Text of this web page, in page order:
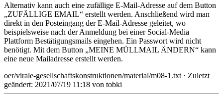
Alternativ kann auch eine zufällige E-Mail-Adresse auf dem Button
„ZUFÄLLIGE EMAIL“ erstellt werden. Anschließend wird man
direkt in den Posteingang der E-Mail-Adresse geleitet, wo
beispielsweise nach der Anmeldung bei einer Social-Media
Plattform Bestätigungsmails eingehen. Ein Passwort wird nicht
benötigt. Mit dem Button „MEINE MÜLLMAIL ÄNDERN“ kann
eine neue Mailadresse erstellt werden.
oer/virale-gesellschaftskonstruktionen/material/m08-1.txt · Zuletzt
geändert: 2021/07/19 11:18 von tobki